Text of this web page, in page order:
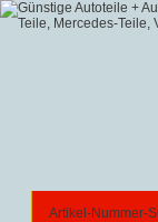
Artikel-Nummer-